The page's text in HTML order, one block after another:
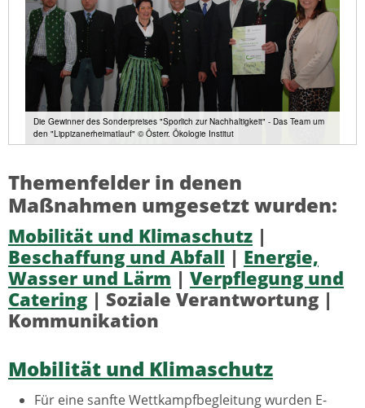
Die Gewinner des Sonderpreises "Sporlich zur Nachhaltigkeit" - Das Team um
den "Lippizanerheimatlauf" © Österr. Ökologie Institut
Themenfelder in denen
Maßnahmen umgesetzt wurden:
Mobilität und Klimaschutz |
Beschaffung und Abfall | Energie,
Wasser und Lärm | Verpflegung und
Catering | Soziale Verantwortung |
Kommunikation
Mobilität und Klimaschutz
Für eine sanfte Wettkampfbegleitung wurden E-